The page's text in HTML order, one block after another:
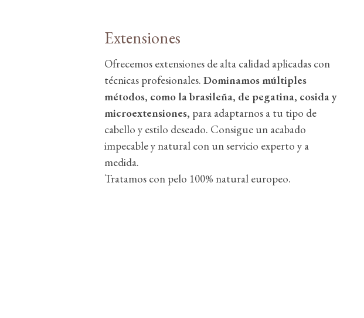
Extensiones
Ofrecemos extensiones de alta calidad aplicadas con
técnicas profesionales. Dominamos múltiples
métodos, como la brasileña, de pegatina, cosida y
microextensiones, para adaptarnos a tu tipo de
cabello y estilo deseado. Consigue un acabado
impecable y natural con un servicio experto y a
medida.
Tratamos con pelo 100% natural europeo.